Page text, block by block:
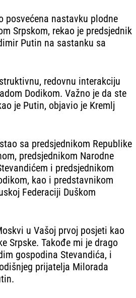
posvećena nastavku plodne
Srpskom, rekao je predsjednik
Putin na sastanku sa
redovnu interakciju
Dodikom. Važno je da ste
je Putin, objavio je Kremlj
sa predsjednikom Republike
predsjednikom Narodne
i predsjednikom
kao i predstavnikom
Federaciji Duškom
u Vašoj prvoj posjeti kao
Srpske. Takođe mi je drago
gospodina Stevandića, i
prijatelja Milorada